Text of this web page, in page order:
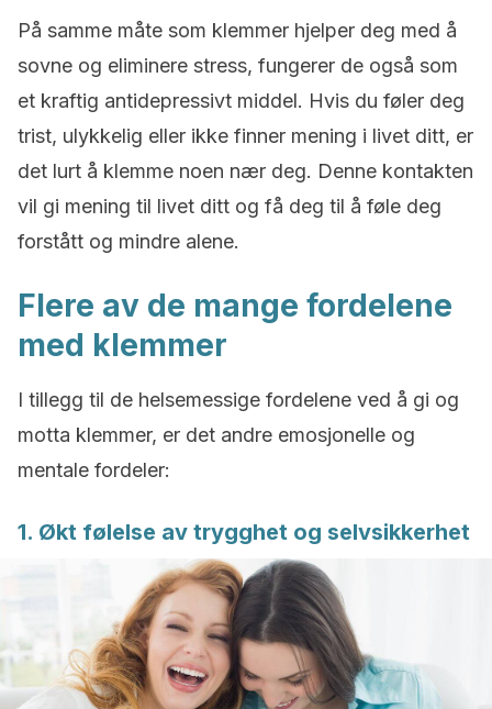
På samme måte som klemmer hjelper deg med å
sovne og eliminere stress, fungerer de også som
et kraftig antidepressivt middel. Hvis du føler deg
trist, ulykkelig eller ikke finner mening i livet ditt, er
det lurt å klemme noen nær deg. Denne kontakten
vil gi mening til livet ditt og få deg til å føle deg
forstått og mindre alene.
Flere av de mange fordelene
med klemmer
I tillegg til de helsemessige fordelene ved å gi og
motta klemmer, er det andre emosjonelle og
mentale fordeler:
1. Økt følelse av trygghet og selvsikkerhet